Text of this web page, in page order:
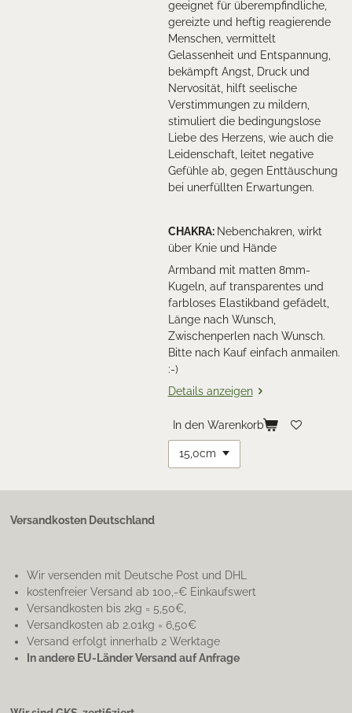
geeignet für überempfindliche,
gereizte und heftig reagierende
Menschen, vermittelt
Gelassenheit und Entspannung,
bekämpft Angst, Druck und
Nervosität, hilft seelische
Verstimmungen zu mildern,
stimuliert die bedingungslose
Liebe des Herzens, wie auch die
Leidenschaft, leitet negative
Gefühle ab, gegen Enttäuschung
bei unerfüllten Erwartungen.
CHAKRA: Nebenchakren, wirkt
über Knie und Hände
Armband mit matten 8mm-
Kugeln, auf transparentes und
farbloses Elastikband gefädelt,
Länge nach Wunsch,
Zwischenperlen nach Wunsch.
Bitte nach Kauf einfach anmailen.
:-)
Details anzeigen
In den Warenkorb
Versandkosten Deutschland
Wir versenden mit Deutsche Post und DHL
kostenfreier Versand ab 100,-€ Einkaufswert
Versandkosten bis 2kg = 5,50€,
Versandkosten ab 2.01kg = 6,50€
Versand erfolgt innerhalb 2 Werktage
In andere EU-Länder Versand auf Anfrage